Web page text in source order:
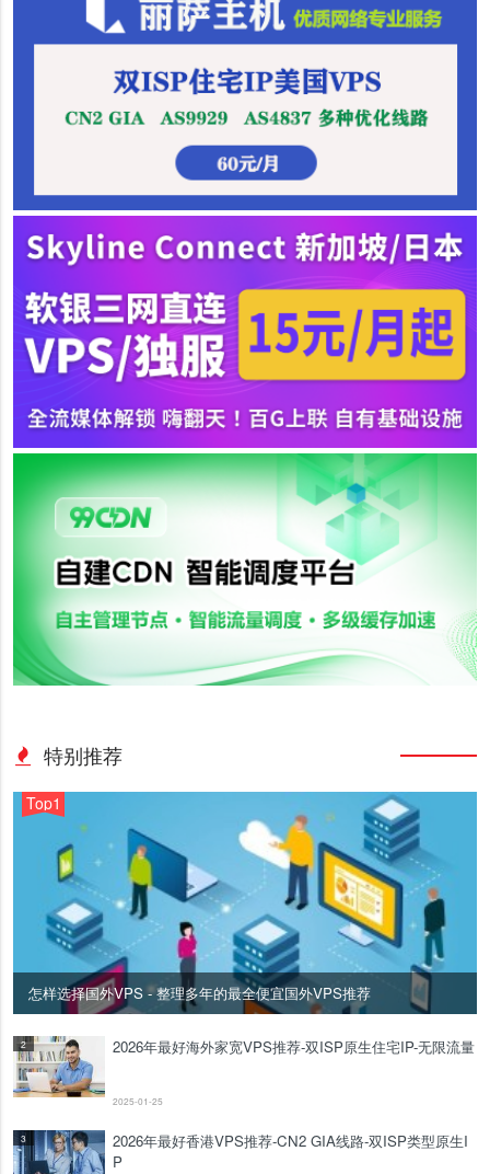
特别推荐
Top1
怎样选择国外VPS - 整理多年的最全便宜国外VPS推荐
2 2026年最好海外家宽VPS推荐-双ISP原生住宅IP-无限流量
2025-01-25
3
2026年最好香港VPS推荐-CN2 GIA线路-双ISP类型原生I
P